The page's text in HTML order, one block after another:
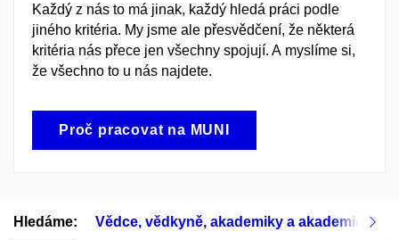
Každý z nás to má jinak, každý hledá práci podle
jiného kritéria. My jsme ale přesvědčení, že některá
kritéria nás přece jen všechny spojují. A myslíme si,
že všechno to u nás najdete.
Proč pracovat na MUNI
Hledáme: Vědce, vědkyně, akademiky a akademičky